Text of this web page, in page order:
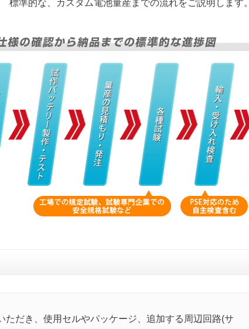
標準的な、カスタム電池量産までの流れをご説明します。
ただき、使用セルやパッケージ、追加する周辺回路(サ